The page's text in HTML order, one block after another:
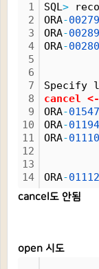
1
2
3
4
5
6
7
8
9
10
11
12
13
14
SQL>
ORA-00279
ORA-00289
ORA-00280
Specify
cancel <
ORA-01547
ORA-01194
ORA-01110
ORA-01112
cancel도 안됨
open 시도